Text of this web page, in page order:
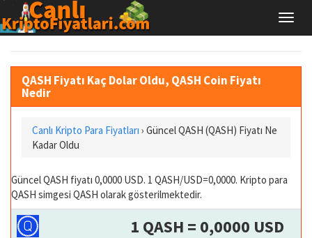
QASH Fiyatı Kaç Dolar Oldu, QASH Coin Fiyatı
Nedir
Canlı Kripto Para Fiyatları › Güncel QASH (QASH) Fiyatı Ne
Kadar Oldu
Güncel QASH fiyatı 0,0000 USD. 1 QASH/USD=0,0000. Kripto para
QASH simgesi QASH olarak gösterilmektedir.
1 QASH = 0,0000 USD